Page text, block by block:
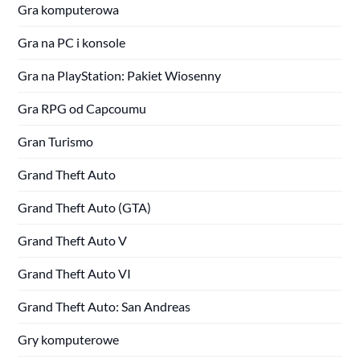
Gra komputerowa
Gra na PC i konsole
Gra na PlayStation: Pakiet Wiosenny
Gra RPG od Capcoumu
Gran Turismo
Grand Theft Auto
Grand Theft Auto (GTA)
Grand Theft Auto V
Grand Theft Auto VI
Grand Theft Auto: San Andreas
Gry komputerowe